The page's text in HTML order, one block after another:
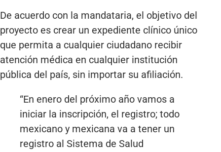
De acuerdo con la mandataria, el objetivo del
proyecto es crear un expediente clínico único
que permita a cualquier ciudadano recibir
atención médica en cualquier institución
pública del país, sin importar su afiliación.
“En enero del próximo año vamos a
iniciar la inscripción, el registro; todo
mexicano y mexicana va a tener un
registro al Sistema de Salud